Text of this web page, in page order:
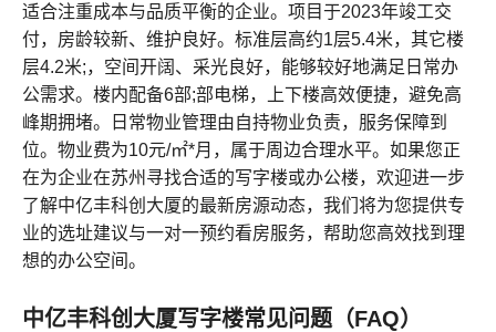
适合注重成本与品质平衡的企业。项目于2023年竣工交
付，房龄较新、维护良好。标准层高约1层5.4米，其它楼
层4.2米;，空间开阔、采光良好，能够较好地满足日常办
公需求。楼内配备6部;部电梯，上下楼高效便捷，避免高
峰期拥堵。日常物业管理由自持物业负责，服务保障到
位。物业费为10元/㎡*月，属于周边合理水平。如果您正
在为企业在苏州寻找合适的写字楼或办公楼，欢迎进一步
了解中亿丰科创大厦的最新房源动态，我们将为您提供专
业的选址建议与一对一预约看房服务，帮助您高效找到理
想的办公空间。
中亿丰科创大厦写字楼常见问题（FAQ）